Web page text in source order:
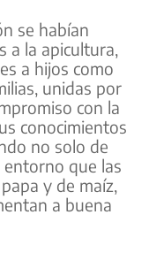
se habían
a la apicultura,
a hijos como
unidas por
con la
conocimientos
no solo de
que las
y de maíz,
a buena